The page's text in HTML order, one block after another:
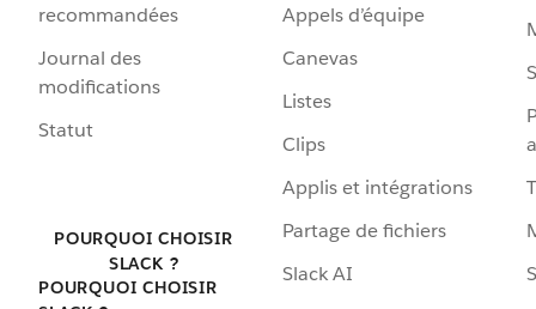
recommandées
Journal des
modifications
Statut
POURQUOI CHOISIR
SLACK ?
POURQUOI CHOISIR
Appels d’équipe
Canevas
Listes
Clips
Applis et intégrations
Partage de fichiers
Slack AI